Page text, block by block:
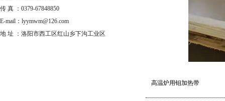
传 真 ：0379-67848850
E-mail：lyymwm@126.com
地 址 ：洛阳市西工区红山乡下沟工业区
高温炉用钼加热带